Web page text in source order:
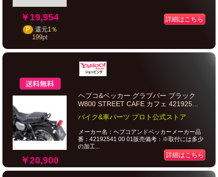
￥19,954
P 還元1％
199pt
詳細はこちら
￥20,900
ヘプコ&ベッカー グラブバー ブラック
W800 STREET CAFE カフェ 421925...
バイク&車パーツ プロト公式ストア
メーカー名：ヘプコアンドベッカーメーカー品
番：42192541 00 01販売備考：※取付には多少
の加工...
詳細はこちら